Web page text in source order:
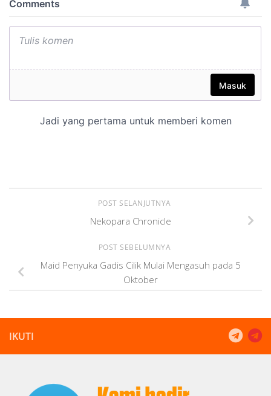
POST SELANJUTNYA
Nekopara Chronicle
POST SEBELUMNYA
Maid Penyuka Gadis Cilik Mulai Mengasuh pada 5
Oktober
IKUTI